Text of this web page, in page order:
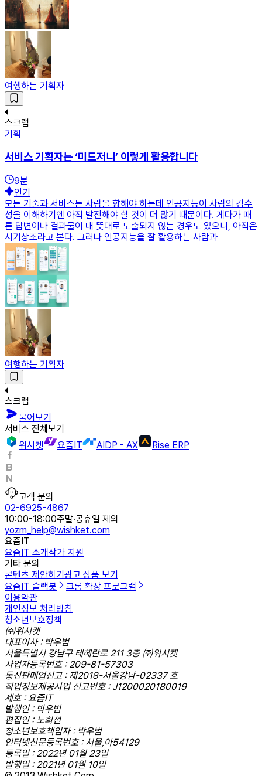
여행하는 기획자
스크랩
기획
서비스 기획자는 ‘미드저니’ 이렇게 활용합니다
9분
인기
모든 기술과 서비스는 사람을 향해야 하는데 인공지능이 사람의 감수
성을 이해하기엔 아직 발전해야 할 것이 더 많기 때문이다. 게다가 때
론 답변이나 결과물이 내 뜻대로 도출되지 않는 경우도 있으니, 아직은
시기상조라고 본다. 그러나 인공지능을 잘 활용하는 사람과
여행하는 기획자
스크랩
물어보기
서비스 전체보기
위시켓
요즘IT AIDP - AX Rise ERP
고객 문의
02-6925-4867
10:00-18:00주말·공휴일 제외
yozm_help@wishket.com
요즘IT
요즘IT 소개작가 지원
기타 문의
콘텐츠 제안하기 광고 상품 보기
요즘IT 슬랙봇
크롬 확장 프로그램
이용약관
개인정보 처리방침
청소년보호정책
㈜위시켓
대표이사 : 박우범
서울특별시 강남구 테헤란로 211 3층 ㈜위시켓
사업자등록번호 : 209-81-57303
통신판매업신고 : 제2018-서울강남-02337 호
직업정보제공사업 신고번호 : J1200020180019
제호 : 요즘IT
발행인 : 박우범
편집인 : 노희선
청소년보호책임자 : 박우범
인터넷신문등록번호 : 서울,아54129
등록일 : 2022년 01월 23일
발행일 : 2021년 01월 10일